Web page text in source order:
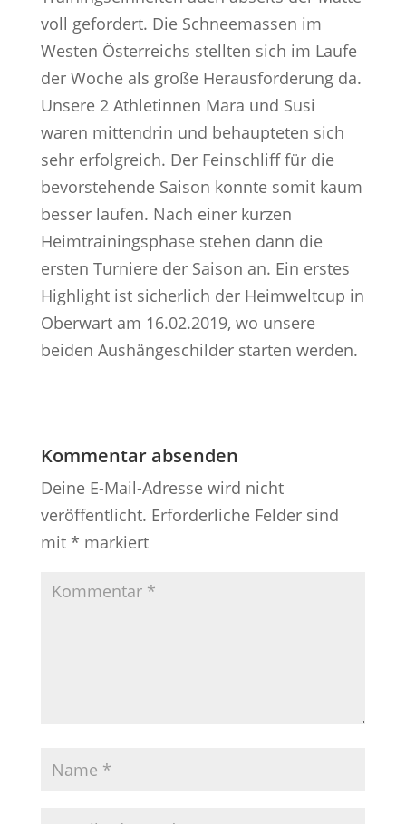
voll gefordert. Die Schneemassen im
Westen Österreichs stellten sich im Laufe
der Woche als große Herausforderung da.
Unsere 2 Athletinnen Mara und Susi
waren mittendrin und behaupteten sich
sehr erfolgreich. Der Feinschliff für die
bevorstehende Saison konnte somit kaum
besser laufen. Nach einer kurzen
Heimtrainingsphase stehen dann die
ersten Turniere der Saison an. Ein erstes
Highlight ist sicherlich der Heimweltcup in
Oberwart am 16.02.2019, wo unsere
beiden Aushängeschilder starten werden.
Kommentar absenden
Deine E-Mail-Adresse wird nicht
veröffentlicht. Erforderliche Felder sind
mit * markiert